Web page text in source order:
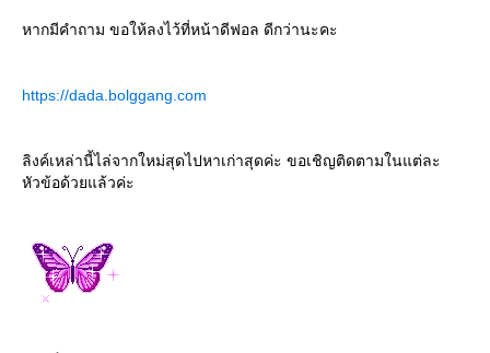
หากมีคำถาม ขอให้ลงไว้ที่หน้าดีฟอล ดีกว่านะคะ
https://dada.bolggang.com
ลิงค์เหล่านี้ไล่จากใหม่สุดไปหาเก่าสุดค่ะ ขอเชิญติดตามในแต่ละ
หัวข้อด้วยแล้วค่ะ